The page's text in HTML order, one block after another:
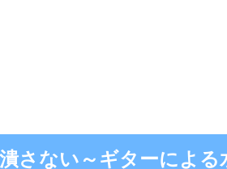
さない～ギターによ